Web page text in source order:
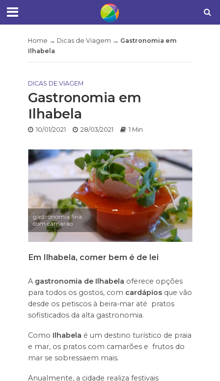
Home → Dicas de Viagem → Gastronomia em
Ilhabela
DICAS DE VIAGEM
Gastronomia em
Ilhabela
10/01/2021 28/03/2021 1 Min
gastronomia fina
com camarao
Em Ilhabela, comer bem é de lei
A gastronomia de Ilhabela oferece opções
para todos os gostos, com cardápios que vão
desde os petiscos à beira-mar até pratos
sofisticados da alta gastronomia.
Como Ilhabela é um destino turístico de praia
e mar, os pratos com camarões e frutos do
mar se sobressaem mais.
Anualmente, a cidade realiza festivais